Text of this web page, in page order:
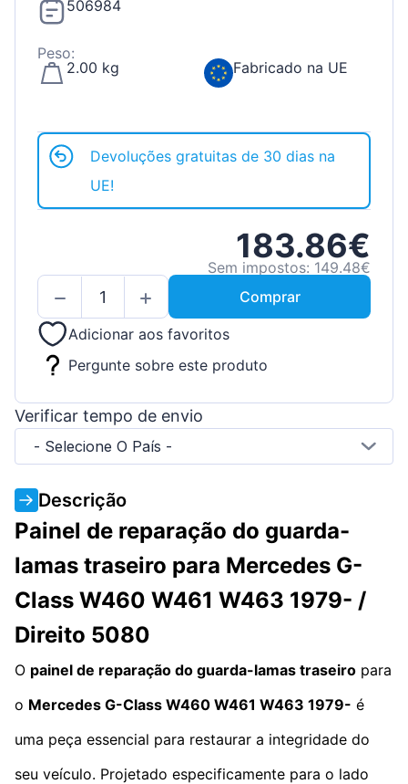
506984
Peso:
2.00 kg
Fabricado na UE
Devoluções gratuitas de 30 dias na
UE!
183.86€
Sem impostos: 149.48€
Comprar
Adicionar aos favoritos
Pergunte sobre este produto
Verificar tempo de envio
- Selecione O País -
Descrição
Painel de reparação do guarda-
lamas traseiro para Mercedes G-
Class W460 W461 W463 1979- /
Direito 5080
O painel de reparação do guarda-lamas traseiro para
o Mercedes G-Class W460 W461 W463 1979- é
uma peça essencial para restaurar a integridade do
seu veículo. Projetado especificamente para o lado